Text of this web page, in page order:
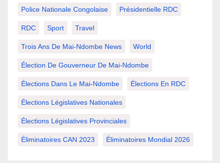
Police Nationale Congolaise Présidentielle RDC
RDC Sport Travel
Trois Ans De Mai-Ndombe News World
Élection De Gouverneur De Mai-Ndombe
Élections Dans Le Mai-Ndombe Élections En RDC
Élections Législatives Nationales
Élections Législatives Provinciales
Éliminatoires CAN 2023 Éliminatoires Mondial 2026